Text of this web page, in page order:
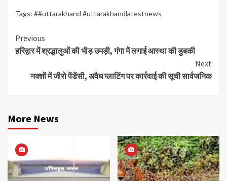
Tags: ##uttarakhand #uttarakhandlatestnews
Continue
Reading
Previous
हरिद्वार में श्रद्धालुओं की भीड़ उमड़ी, गंगा में लगाई आस्था की डुबकी
Next
नक्शों में जीरो पेंडेंसी, अवैध प्लाटिंग पर कार्रवाई की सूची सार्वजनिक
More News